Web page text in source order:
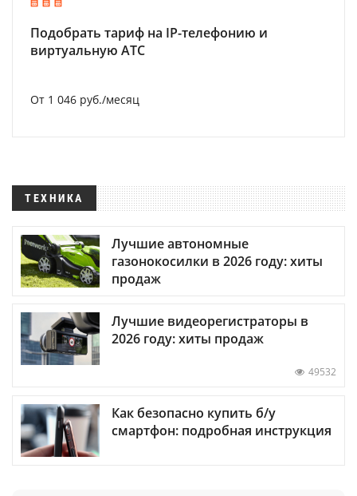
Подобрать тариф на IP-телефонию и
виртуальную АТС
От 1 046 руб./месяц
ТЕХНИКА
Лучшие автономные
газонокосилки в 2026 году: хиты
продаж
Лучшие видеорегистраторы в
2026 году: хиты продаж
49532
Как безопасно купить б/у
смартфон: подробная инструкция